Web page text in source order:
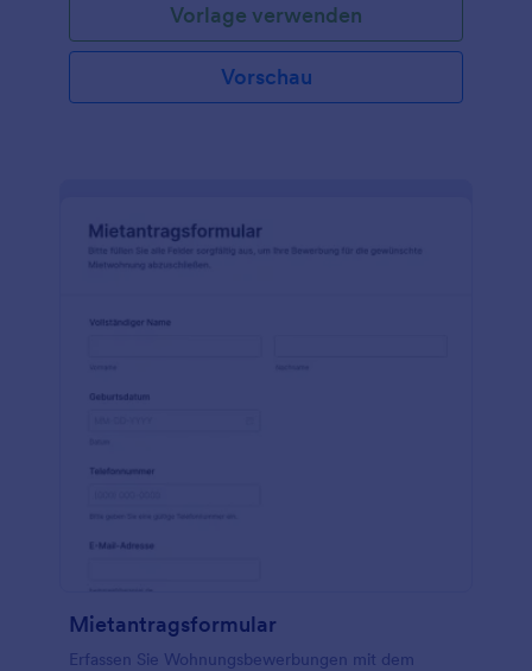
Vorlage verwenden
Vorschau
Mietantragsformular
Erfassen Sie Wohnungsbewerbungen mit dem